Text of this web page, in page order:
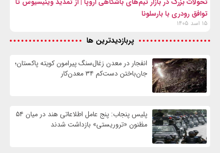
توافق رودری با بارسلونا
۱۵ اسد ۱۴۰۵
پربازدیدترین ها
انفجار در معدن زغال‌سنگ پیرامون کویته پاکستان؛
جان‌باختن دست‌کم ۳۴ معدن‌کار
پلیس پنجاب: پنج عامل اطلاعاتی هند در میان ۵۴
مظنون «تروریستی» بازداشت شدند